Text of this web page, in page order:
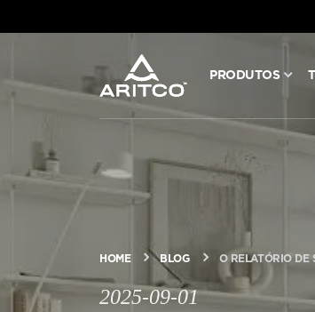
PRODUTOS
PRODUTOS
TECNOLOGIA
SOBRE A ARITCO
HOME BLOG O RELATÓRIO DE
2025-09-01